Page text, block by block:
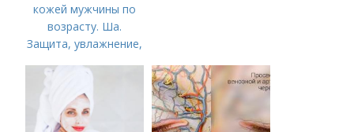
кожей мужчины по
возрасту. Ша.
Защита, увлажнение,